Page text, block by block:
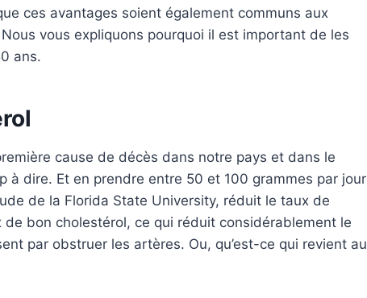
ces avantages soient également communs aux
vous expliquons pourquoi il est important de les
ans.
cause de décès dans notre pays et dans le
à dire. Et en prendre entre 50 et 100 grammes par jour
de la Florida State University, réduit le taux de
bon cholestérol, ce qui réduit considérablement le
par obstruer les artères. Ou, qu’est-ce qui revient au